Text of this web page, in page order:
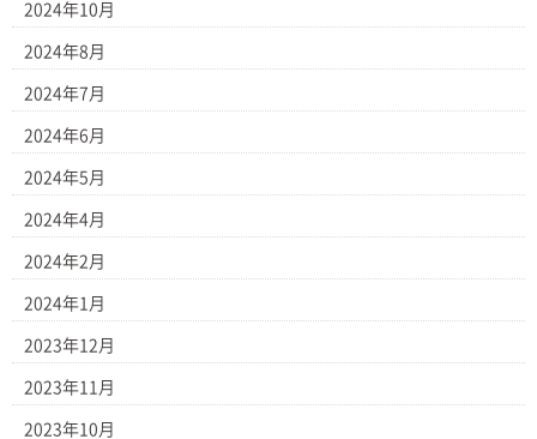
2024年10月
2024年8月
2024年7月
2024年6月
2024年5月
2024年4月
2024年2月
2024年1月
2023年12月
2023年11月
2023年10月